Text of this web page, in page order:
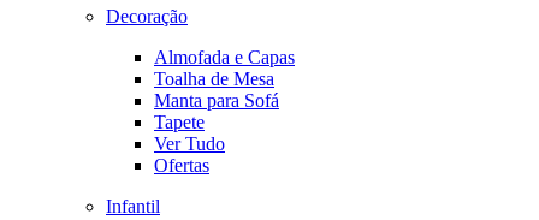
Decoração
Almofada e Capas
Toalha de Mesa
Manta para Sofá
Tapete
Ver Tudo
Ofertas
Infantil